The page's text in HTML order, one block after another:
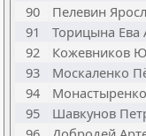
90
Пелевин
91
Торицына Ева
92
Кожевников
93
Москаленко
94
95
Шавкунов